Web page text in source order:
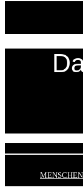
MENSCHEN